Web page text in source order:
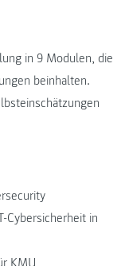
in 9 Modulen, die
beinhalten.
Cybersicherheit in
KMU